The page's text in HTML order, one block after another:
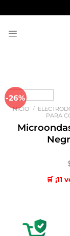
al
-26%
INICIO /
PARA
🛒